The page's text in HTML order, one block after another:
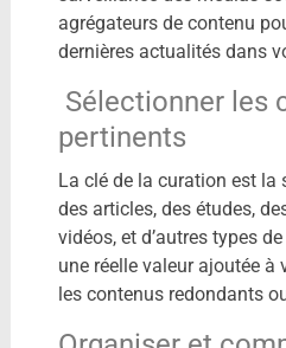
agrégateurs de contenu
dernières actualités dans
Sélectionner les
pertinents
La clé de la curation est la
des articles, des études,
vidéos, et d’autres types
une réelle valeur ajoutée à
les contenus redondants